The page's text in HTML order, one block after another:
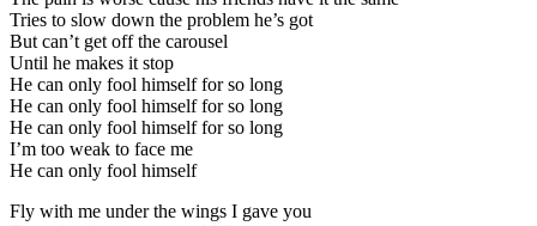
Tries to slow down the problem he’s got
But can’t get off the carousel
Until he makes it stop
He can only fool himself for so long
He can only fool himself for so long
He can only fool himself for so long
I’m too weak to face me
He can only fool himself
Fly with me under the wings I gave you